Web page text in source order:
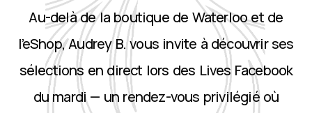
Au-delà de la boutique de Waterloo et de
l’eShop, Audrey B. vous invite à découvrir ses
sélections en direct lors des Lives Facebook
du mardi — un rendez-vous privilégié où